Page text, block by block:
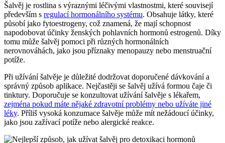
Šalvěj je rostlina s výraznými léčivými vlastnostmi, které souvisejí
především s regulací hormonálního systému. Obsahuje látky, které
působí jako fytoestrogeny, což znamená, že mají schopnost
napodobovat účinky ženských pohlavních hormonů estrogenů. Díky
tomu může šalvěj pomoci při různých hormonálních
nerovnováhách, jako jsou příznaky menopauzy nebo menstruační
potíže.
Při užívání šalvěje je důležité dodržovat doporučené dávkování a
správný způsob aplikace. Nejčastěji se šalvěj užívá formou čaje či
tinktury. Doporučuje se konzultovat užívání šalvěje s lékařem,
zejména pokud máte nějaké zdravotní problémy nebo užíváte jiné
léky. Příliš vysoká konzumace šalvěje může mít nežádoucí účinky,
jako jsou zažívací potíže nebo alergické reakce.